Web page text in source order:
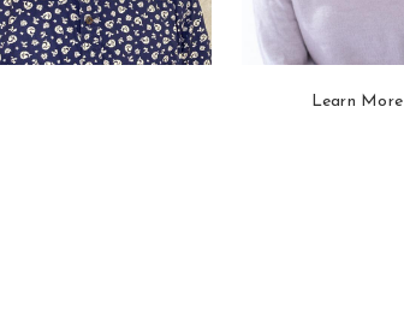
Learn More